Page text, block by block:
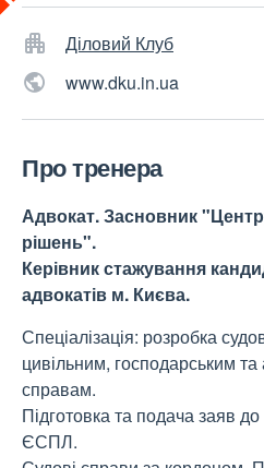
Діловий Клуб
www.dku.in.ua
Про тренера
Адвокат. Засновник
рішень".
Керівник стажування
адвокатів м. Києва.
Спеціалізація: розробка
цивільним, господарським та
справам.
Підготовка та подача заяв
ЄСПЛ.